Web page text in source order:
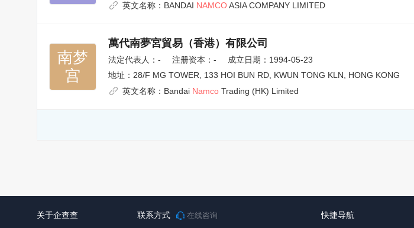
英文名称： BANDAI NAMCOASIA COMPANY LIMITED
南梦
宫
萬代南夢宮貿易（香港）有限公司
法定代表人： - 注册资本：-
成立日期：1994-05-23
地址： 28/F MG TOWER, 133 HOI BUN RD, KWUN TONG KLN, HONG KONG
英文名称： Bandai Namco Trading (HK) Limited
关于企查查 联系方式 在线咨询 快捷导航